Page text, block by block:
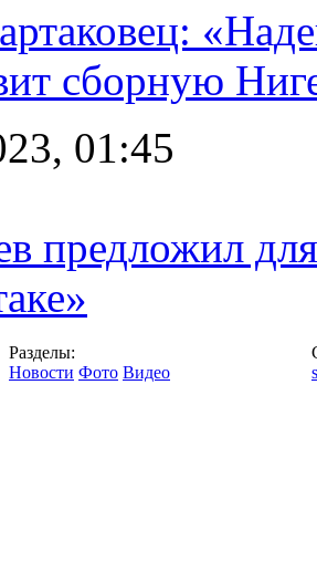
сборную
01:45
предложил
Разделы:
Новости Фото Видео